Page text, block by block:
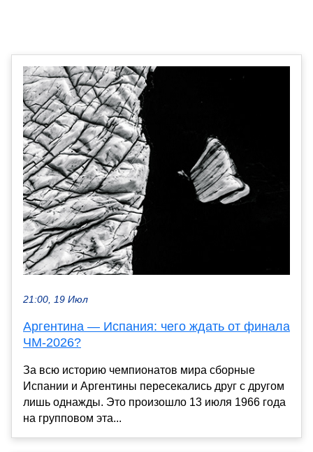
21:00, 19 Июл
Аргентина — Испания: чего ждать от финала
ЧМ-2026?
За всю историю чемпионатов мира сборные
Испании и Аргентины пересекались друг с другом
лишь однажды. Это произошло 13 июля 1966 года
на групповом эта...